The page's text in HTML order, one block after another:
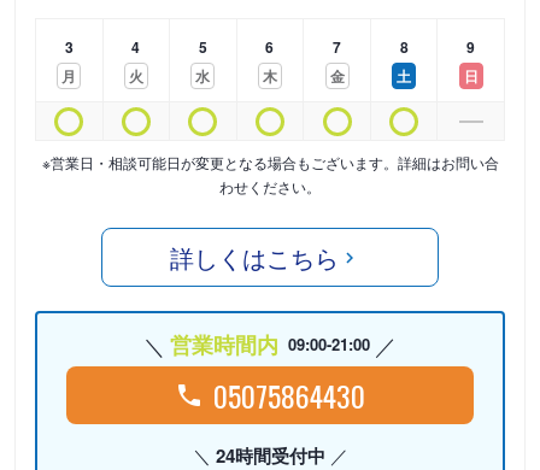
3
月
4
火
5
水
6
木
7
金
8
土
9
日
※営業日・相談可能日が変更となる場合もございます。詳細はお問い合
わせください。
詳しくはこちら
営業時間内 09:00-21:00
05075864430
24時間受付中